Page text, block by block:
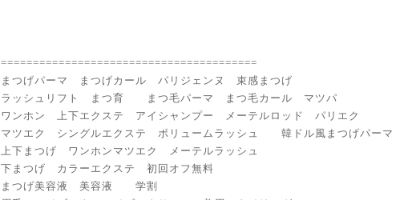
========================================
まつげパーマ まつげカール パリジェンヌ 束感まつげ
ラッシュリフト まつ育 まつ毛パーマ まつ毛カール マツパ
ワンホン 上下エクステ アイシャンプー メーテルロッド パリエク
マツエク シングルエクステ ボリュームラッシュ 韓ドル風まつげパーマ
上下まつげ ワンホンマツエク メーテルラッシュ
下まつげ カラーエクステ 初回オフ無料
まつげ美容液 美容液 学割